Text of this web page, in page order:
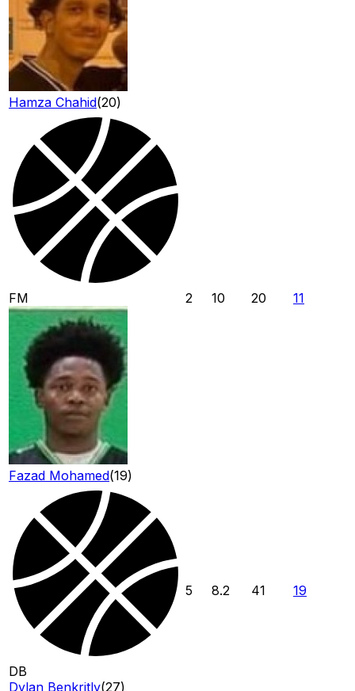
Hamza Chahid(20)
FM
Fazad Mohamed(19)
2 10 20 11
DB
Dylan Benkritly(27)
5 8.2 41 19